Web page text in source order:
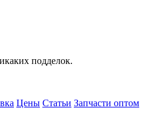
подделок.
Цены Статьи Запчасти оптом